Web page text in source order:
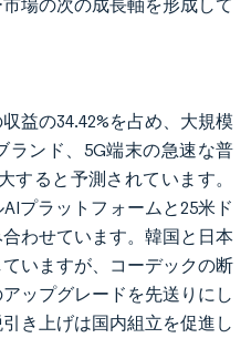
場の次の成長軸を形成して
益の34.42%を占め、大規模
ランド、5G端末の急速な普
すると予測されています。
プラットフォームと25米ド
わせています。韓国と日本
いますが、コーデックの断
ップグレードを先送りにし
き上げは国内組立を促進し